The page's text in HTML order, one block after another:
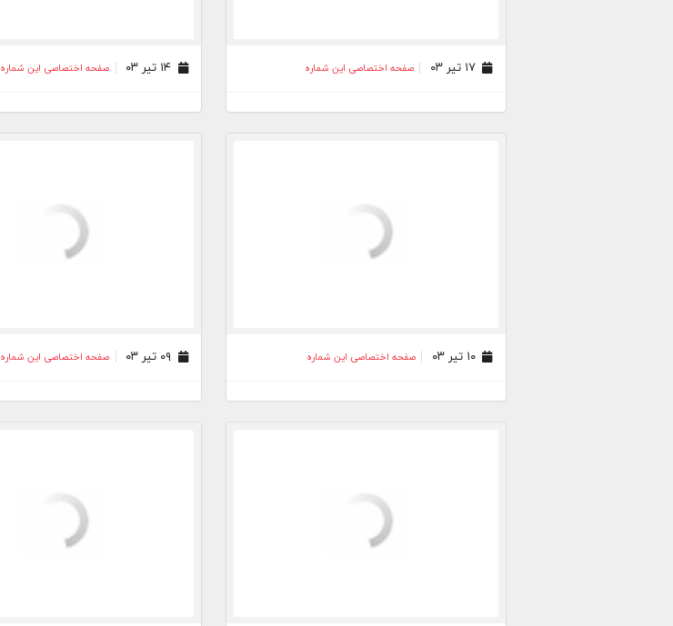
۱۷ تیر ۰۳ صفحه اختصاصی این شماره صفحه اختصاصی این شماره
۱۰ تیر ۰۳ صفحه اختصاصی این شماره صفحه اختصاصی این شماره